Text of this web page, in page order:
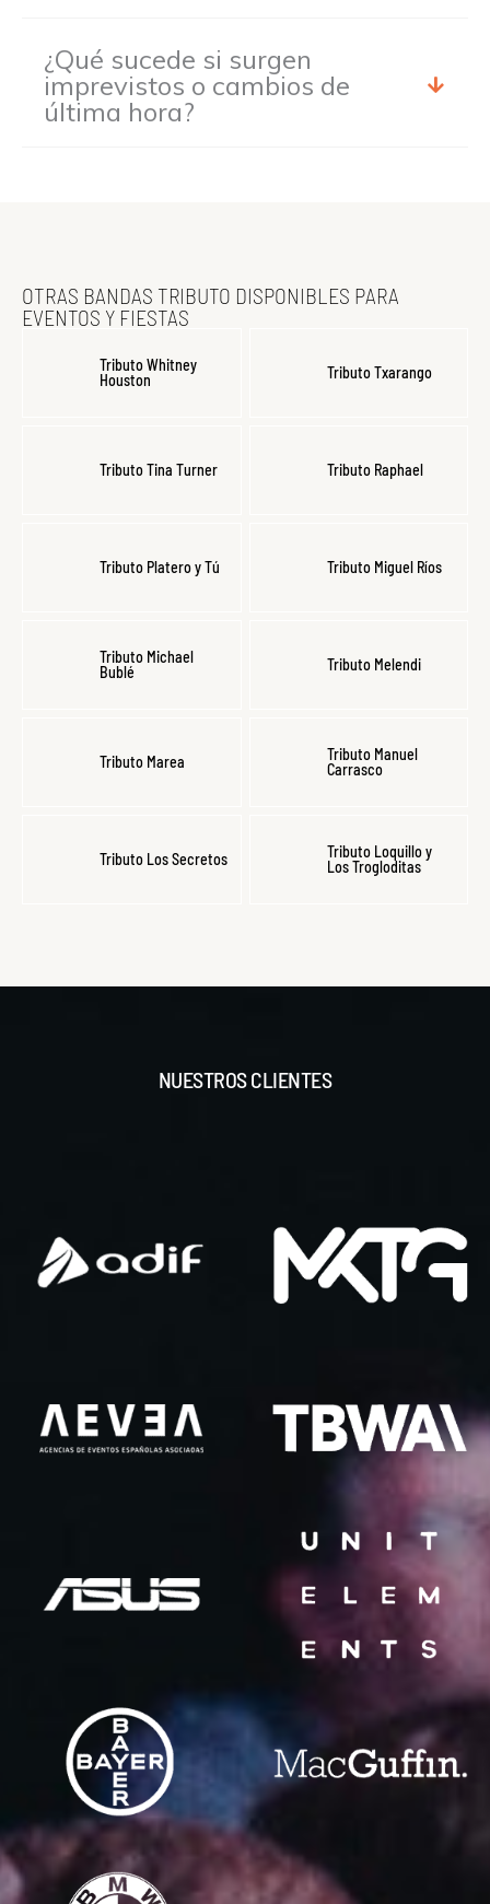
¿Qué sucede si surgen
imprevistos o cambios de
última hora?
OTRAS BANDAS TRIBUTO DISPONIBLES PARA
EVENTOS Y FIESTAS
Tributo Whitney
Houston
Tributo Txarango
Tributo Tina Turner Tributo Raphael
Tributo Platero y Tú Tributo Miguel Ríos
Tributo Michael
Bublé
Tributo Melendi
Tributo Marea
Tributo Manuel
Carrasco
Tributo Los Secretos
Tributo Loquillo y
Los Trogloditas
NUESTROS CLIENTES